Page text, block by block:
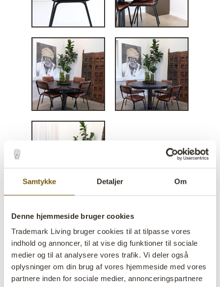
Samtykke Detaljer Om
Denne hjemmeside bruger cookies
Trademark Living bruger cookies til at tilpasse vores
indhold og annoncer, til at vise dig funktioner til sociale
medier og til at analysere vores trafik. Vi deler også
oplysninger om din brug af vores hjemmeside med vores
partnere inden for sociale medier, annonceringspartnere
Diner spisebordsstol med
armlæn - brun/sort
lens
Midlertidig udsolgt fra vores lager, men kommer
snart igen, bestil blot